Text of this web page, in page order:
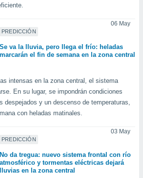
PREDICCIÓN
06 May
Se va la lluvia, pero llega el frío: heladas
marcarán el fin de semana en la zona central
intensas en la zona central, el sistema
En su lugar, se impondrán condiciones
despejados y un descenso de temperaturas,
con heladas matinales.
PREDICCIÓN
03 May
No da tregua: nuevo sistema frontal con río
atmosférico y tormentas eléctricas dejará
lluvias en la zona central